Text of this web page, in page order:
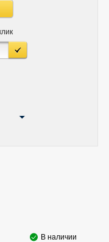
В наличии